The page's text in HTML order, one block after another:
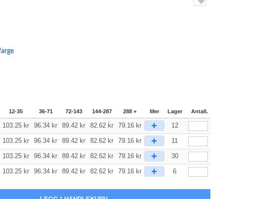
12-35 36-71 72-143 144-287 288 + Mer Lager Antall.
103.25 kr 96.34 kr 89.42 kr 82.62 kr 79.16 kr + 12
103.25 kr 96.34 kr 89.42 kr 82.62 kr 79.16 kr + 11
103.25 kr 96.34 kr 89.42 kr 82.62 kr 79.16 kr + 30
103.25 kr 96.34 kr 89.42 kr 82.62 kr 79.16 kr + 6